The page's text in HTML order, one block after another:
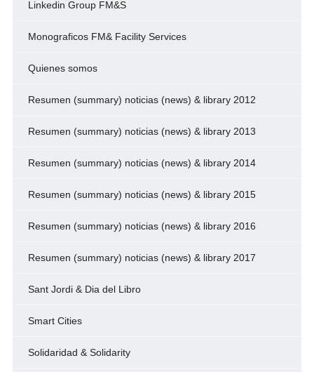
Linkedin Group FM&S
Monograficos FM& Facility Services
Quienes somos
Resumen (summary) noticias (news) & library 2012
Resumen (summary) noticias (news) & library 2013
Resumen (summary) noticias (news) & library 2014
Resumen (summary) noticias (news) & library 2015
Resumen (summary) noticias (news) & library 2016
Resumen (summary) noticias (news) & library 2017
Sant Jordi & Dia del Libro
Smart Cities
Solidaridad & Solidarity